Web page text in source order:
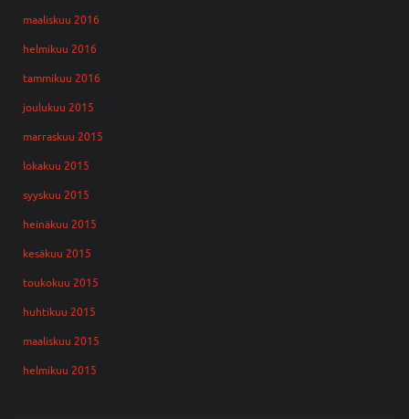
maaliskuu 2016
helmikuu 2016
tammikuu 2016
joulukuu 2015
marraskuu 2015
lokakuu 2015
syyskuu 2015
heinäkuu 2015
kesäkuu 2015
toukokuu 2015
huhtikuu 2015
maaliskuu 2015
helmikuu 2015